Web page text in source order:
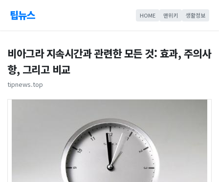
팁뉴스 HOME 맨위키 생활정보
비아그라 지속시간과 관련한 모든 것: 효과, 주의사
항, 그리고 비교
tipnews.top